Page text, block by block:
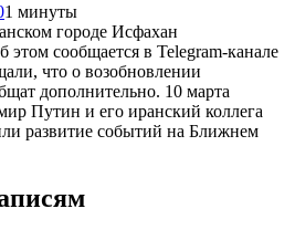
1 минуты
городе Исфахан
этом сообщается в Telegram-канале
что о возобновлении
дополнительно. 10 марта
Путин и его иранский коллега
развитие событий на Ближнем